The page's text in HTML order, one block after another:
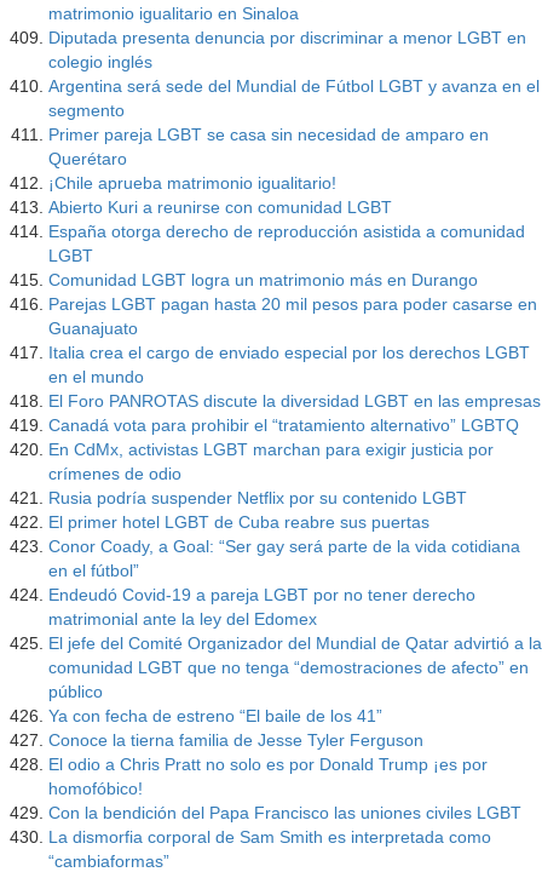
matrimonio igualitario en Sinaloa
Diputada presenta denuncia por discriminar a menor LGBT en
colegio inglés
Argentina será sede del Mundial de Fútbol LGBT y avanza en el
segmento
Primer pareja LGBT se casa sin necesidad de amparo en
Querétaro
¡Chile aprueba matrimonio igualitario!
Abierto Kuri a reunirse con comunidad LGBT
España otorga derecho de reproducción asistida a comunidad
LGBT
Comunidad LGBT logra un matrimonio más en Durango
Parejas LGBT pagan hasta 20 mil pesos para poder casarse en
Guanajuato
Italia crea el cargo de enviado especial por los derechos LGBT
en el mundo
El Foro PANROTAS discute la diversidad LGBT en las empresas
Canadá vota para prohibir el “tratamiento alternativo” LGBTQ
En CdMx, activistas LGBT marchan para exigir justicia por
crímenes de odio
Rusia podría suspender Netflix por su contenido LGBT
El primer hotel LGBT de Cuba reabre sus puertas
Conor Coady, a Goal: “Ser gay será parte de la vida cotidiana
en el fútbol”
Endeudó Covid-19 a pareja LGBT por no tener derecho
matrimonial ante la ley del Edomex
El jefe del Comité Organizador del Mundial de Qatar advirtió a la
comunidad LGBT que no tenga “demostraciones de afecto” en
público
Ya con fecha de estreno “El baile de los 41”
Conoce la tierna familia de Jesse Tyler Ferguson
El odio a Chris Pratt no solo es por Donald Trump ¡es por
homofóbico!
Con la bendición del Papa Francisco las uniones civiles LGBT
La dismorfia corporal de Sam Smith es interpretada como
“cambiaformas”